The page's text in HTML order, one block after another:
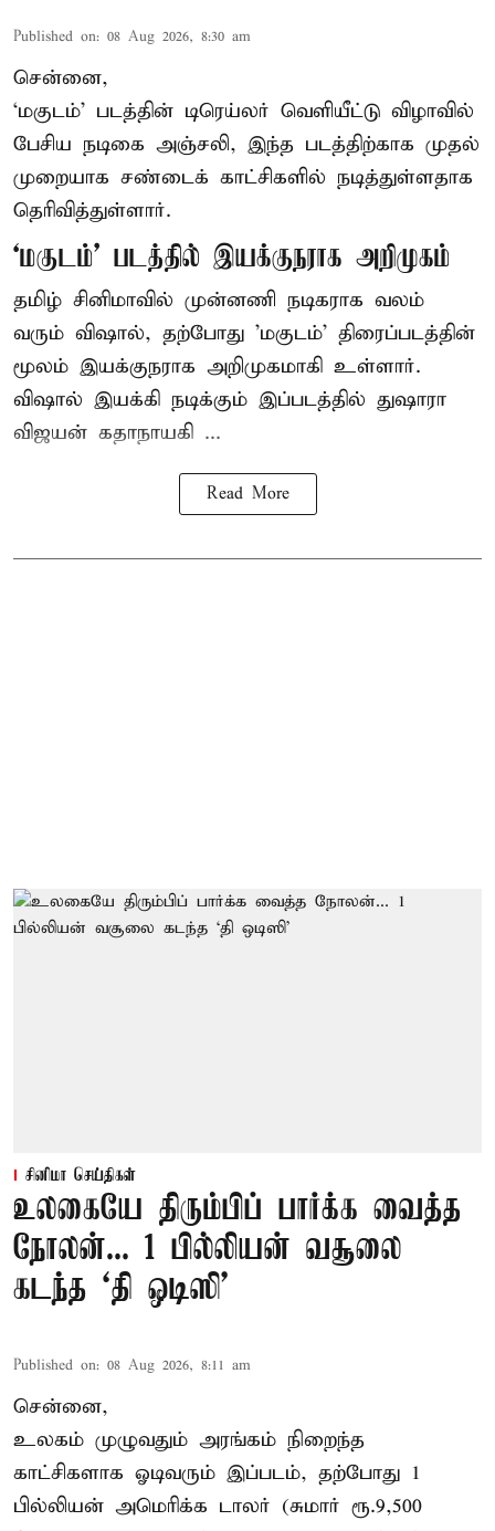
Published on: 08 Aug 2026, 8:30 am
சென்னை,
‘மகுடம்’ படத்தின் டிரெய்லர் வெளியீட்டு விழாவில்
பேசிய நடிகை அஞ்சலி, இந்த படத்திற்காக முதல்
முறையாக சண்டைக் காட்சிகளில் நடித்துள்ளதாக
தெரிவித்துள்ளார்.
‘மகுடம்’ படத்தில் இயக்குநராக அறிமுகம்
தமிழ் சினிமாவில் முன்னணி நடிகராக வலம்
வரும் விஷால், தற்போது 'மகுடம்' திரைப்படத்தின்
மூலம் இயக்குநராக அறிமுகமாகி உள்ளார்.
விஷால் இயக்கி நடிக்கும் இப்படத்தில் துஷாரா
விஜயன் கதாநாயகி ...
Read More
சினிமா செய்திகள்
உலகையே திரும்பிப் பார்க்க வைத்த
நோலன்... 1 பில்லியன் வசூலை
கடந்த ‘தி ஒடிஸி’
Published on: 08 Aug 2026, 8:11 am
சென்னை,
உலகம் முழுவதும் அரங்கம் நிறைந்த
காட்சிகளாக ஓடிவரும் இப்படம், தற்போது 1
பில்லியன் அமெரிக்க டாலர் (சுமார் ரூ.9,500